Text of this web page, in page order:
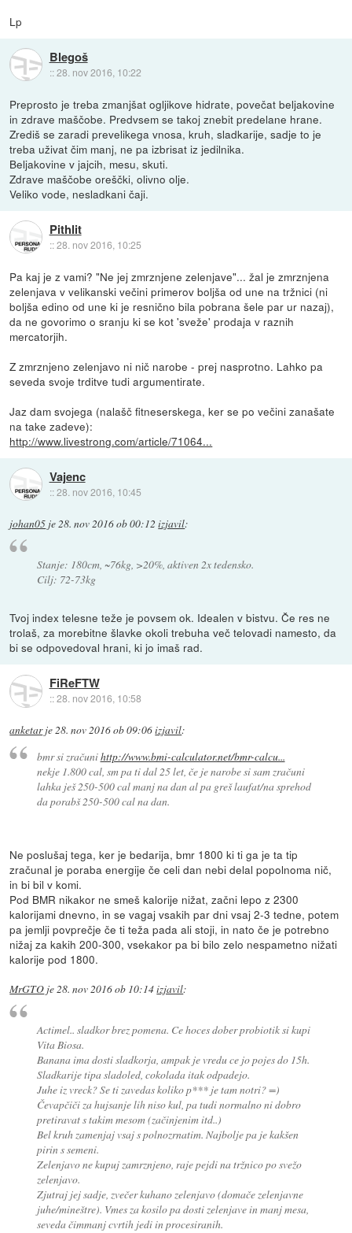
Lp
Blegoš
::28. nov 2016, 10:22
Preprosto je treba zmanjšat ogljikove hidrate, povečat beljakovine
in zdrave maščobe. Predvsem se takoj znebit predelane hrane.
Zrediš se zaradi prevelikega vnosa, kruh, sladkarije, sadje to je
treba uživat čim manj, ne pa izbrisat iz jedilnika.
Beljakovine v jajcih, mesu, skuti.
Zdrave maščobe oreščki, olivno olje.
Veliko vode, nesladkani čaji.
Pithlit
::28. nov 2016, 10:25
Pa kaj je z vami? "Ne jej zmrznjene zelenjave"... žal je zmrznjena
zelenjava v velikanski večini primerov boljša od une na tržnici (ni
boljša edino od une ki je resnično bila pobrana šele par ur nazaj),
da ne govorimo o sranju ki se kot 'sveže' prodaja v raznih
mercatorjih.
Z zmrznjeno zelenjavo ni nič narobe - prej nasprotno. Lahko pa
seveda svoje trditve tudi argumentirate.
Jaz dam svojega (nalašč fitneserskega, ker se po večini zanašate
na take zadeve):
http://www.livestrong.com/article/71064...
Vajenc
::28. nov 2016, 10:45
johan05 je 28. nov 2016 ob 00:12 izjavil:
Stanje: 180cm, ~76kg, >20%, aktiven 2x tedensko.
Cilj: 72-73kg
Tvoj index telesne teže je povsem ok. Idealen v bistvu. Če res ne
trolaš, za morebitne šlavke okoli trebuha več telovadi namesto, da
bi se odpovedoval hrani, ki jo imaš rad.
FiReFTW
::28. nov 2016, 10:58
anketarje28. nov 2016 ob 09:06izjavil:
bmr si zračunihttp://www.bmi-calculator.net/bmr-calcu...
nekje 1.800 cal, sm pa ti dal 25 let, če je narobe si sam zračuni
lahka ješ 250-500 cal manj na dan al pa greš laufat/na sprehod
da porabš 250-500 cal na dan.
Ne poslušaj tega, ker je bedarija, bmr 1800 ki ti ga je ta tip
zračunal je poraba energije če celi dan nebi delal popolnoma nič,
in bi bil v komi.
Pod BMR nikakor ne smeš kalorije nižat, začni lepo z 2300
kalorijami dnevno, in se vagaj vsakih par dni vsaj 2-3 tedne, potem
pa jemlji povprečje če ti teža pada ali stoji, in nato če je potrebno
nižaj za kakih 200-300, vsekakor pa bi bilo zelo nespametno nižati
kalorije pod 1800.
MrGTO je28. nov 2016 ob 10:14izjavil:
Actimel.. sladkor brez pomena. Ce hoces dober probiotik si kupi
Vita Biosa.
Banana ima dosti sladkorja, ampak je vredu ce jo pojes do 15h.
Sladkarije tipa sladoled, cokolada itak odpadejo.
Juhe iz vreck? Se ti zavedas koliko p*** je tam notri? =)
Čevapčiči za hujsanje lih niso kul, pa tudi normalno ni dobro
pretiravat s takim mesom (začinjenim itd..)
Bel kruh zamenjaj vsaj s polnozrnatim. Najbolje pa je kakšen
pirin s semeni.
Zelenjavo ne kupuj zamrznjeno, raje pejdi na tržnico po svežo
zelenjavo.
Zjutraj jej sadje, zvečer kuhano zelenjavo (domače zelenjavne
juhe/mineštre). Vmes za kosilo pa dosti zelenjave in manj mesa,
seveda čimmanj cvrtih jedi in procesiranih.